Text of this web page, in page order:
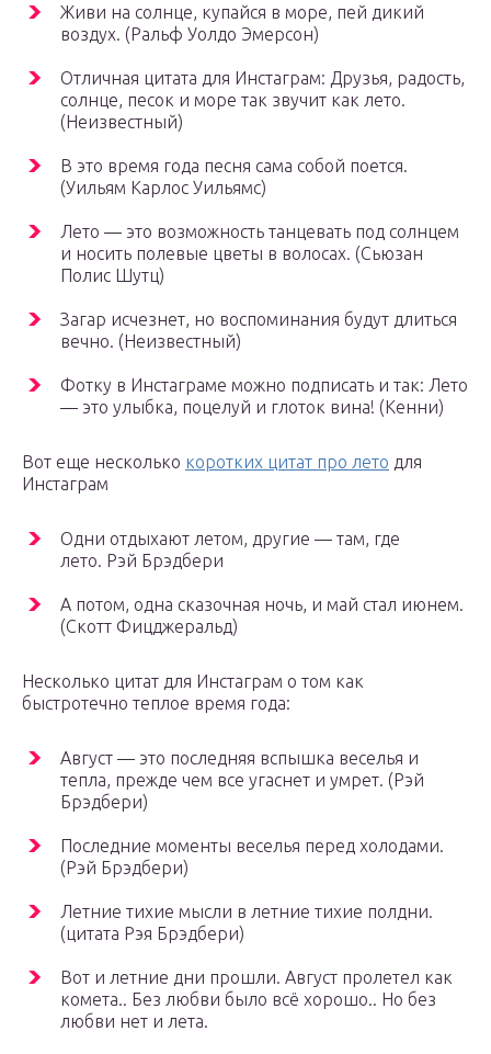
Живи на солнце, купайся в море, пей дикий
воздух. (Ральф Уолдо Эмерсон)
Отличная цитата для Инстаграм: Друзья, радость,
солнце, песок и море так звучит как лето.
(Неизвестный)
В это время года песня сама собой поется.
(Уильям Карлос Уильямс)
Лето — это возможность танцевать под солнцем
и носить полевые цветы в волосах. (Сьюзан
Полис Шутц)
Загар исчезнет, но воспоминания будут длиться
вечно. (Неизвестный)
Фотку в Инстаграме можно подписать и так: Лето
— это улыбка, поцелуй и глоток вина! (Кенни)
Вот еще несколько коротких цитат про лето для
Инстаграм
Одни отдыхают летом, другие — там, где
лето. Рэй Брэдбери
А потом, одна сказочная ночь, и май стал июнем.
(Скотт Фицджеральд)
Несколько цитат для Инстаграм о том как
быстротечно теплое время года:
Август — это последняя вспышка веселья и
тепла, прежде чем все угаснет и умрет. (Рэй
Брэдбери)
Последние моменты веселья перед холодами.
(Рэй Брэдбери)
Летние тихие мысли в летние тихие полдни.
(цитата Рэя Брэдбери)
Вот и летние дни прошли. Август пролетел как
комета.. Без любви было всё хорошо.. Но без
любви нет и лета.